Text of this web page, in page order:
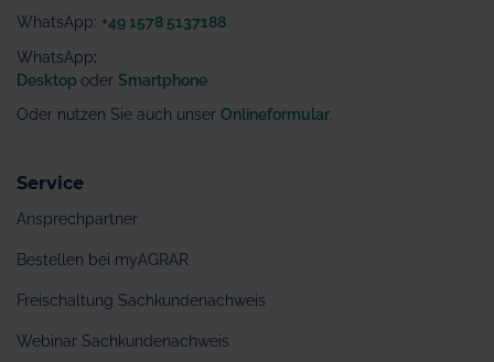
WhatsApp: +49 1578 5137188
WhatsApp:
Desktop oder Smartphone
Oder nutzen Sie auch unser Onlineformular
Service
Ansprechpartner
Bestellen bei myAGRAR
Freischaltung Sachkundenachweis
Webinar Sachkundenachweis